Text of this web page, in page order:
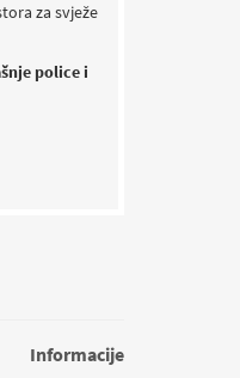
za svježe
police i
Informacije